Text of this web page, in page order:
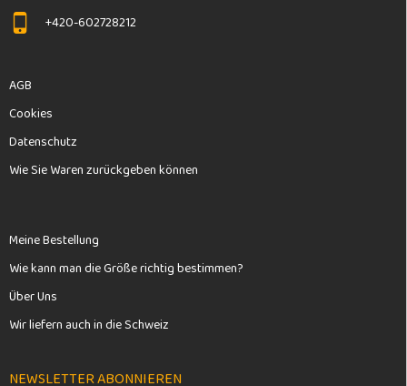
+420-602728212
AGB
Cookies
Datenschutz
Wie Sie Waren zurückgeben können
Meine Bestellung
Wie kann man die Größe richtig bestimmen?
Über Uns
Wir liefern auch in die Schweiz
NEWSLETTER ABONNIEREN